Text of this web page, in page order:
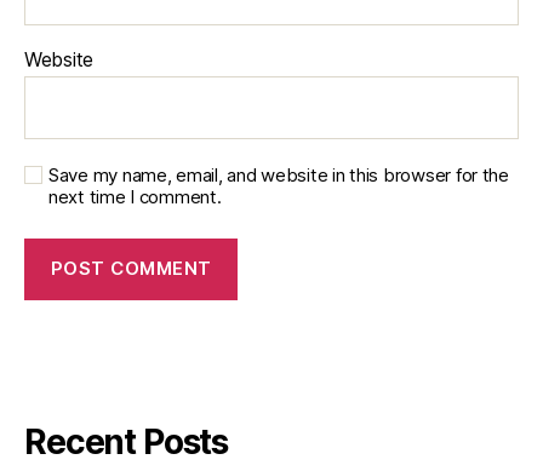
Website
Save my name, email, and website in this browser for the
next time I comment.
Recent Posts